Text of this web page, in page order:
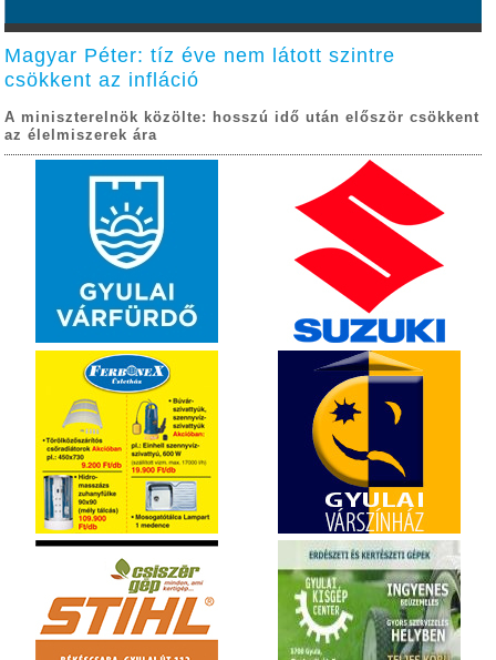
Magyar Péter: tíz éve nem látott szintre
csökkent az infláció
A miniszterelnök közölte: hosszú idő után először csökkent
az élelmiszerek ára